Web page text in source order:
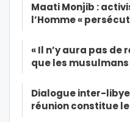
Maati Monjib :
l’Homme «
« Il n’y aura pas de
que les
Dialogue inter-
réunion constitue